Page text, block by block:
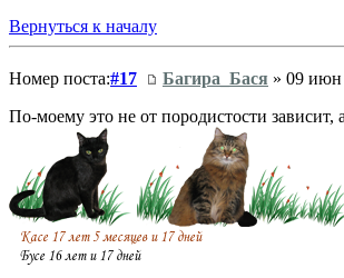
Вернуться к началу
Номер поста:#17 Багира_Бася » 09 июн
По-моему это не от породистости зависит,